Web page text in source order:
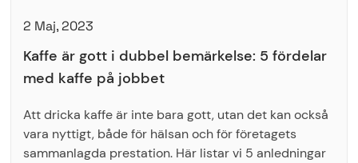
2 Maj, 2023
Kaffe är gott i dubbel bemärkelse: 5 fördelar
med kaffe på jobbet
Att dricka kaffe är inte bara gott, utan det kan också
vara nyttigt, både för hälsan och för företagets
sammanlagda prestation. Här listar vi 5 anledningar